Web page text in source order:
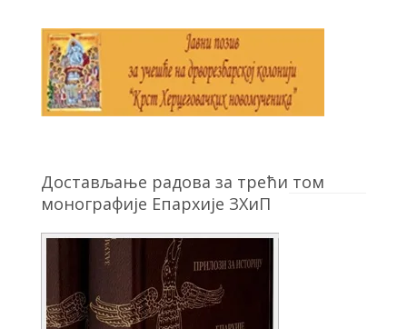
Достављање радова за трећи том
монографије Епархије ЗХиП